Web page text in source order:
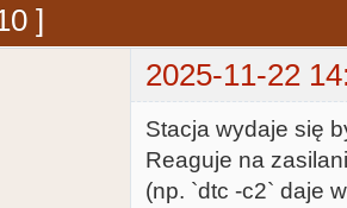
]
2025-11-22
Stacja wydaje się
Reaguje na
(np. `dtc -c2` daje